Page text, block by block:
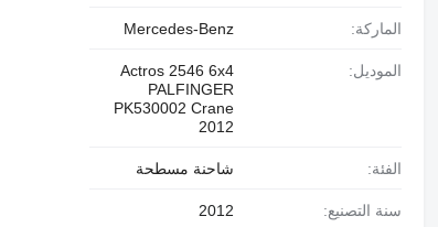
الماركة: Mercedes-Benz
الموديل:
Actros 2546 6x4
PALFINGER
PK530002 Crane
2012
الفئة: شاحنة مسطحة
سنة التصنيع: 2012